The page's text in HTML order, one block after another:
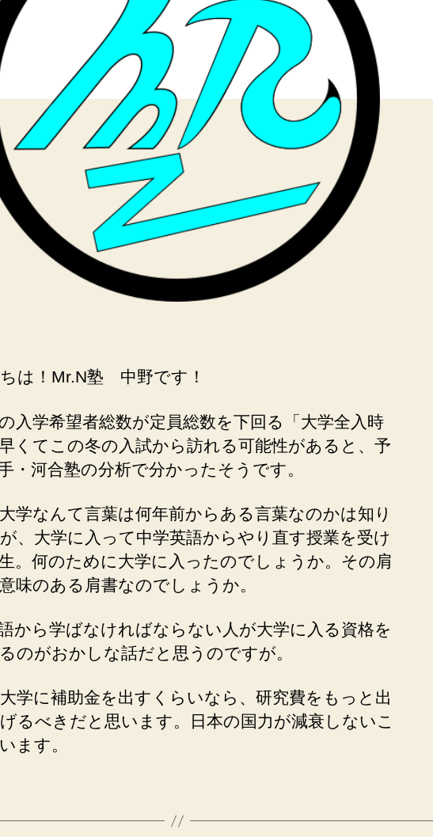
は！Mr.N塾 中野です！
入学希望者総数が定員総数を下回る「大学全入時
くてこの冬の入試から訪れる可能性があると、予
・河合塾の分析で分かったそうです。
学なんて言葉は何年前からある言葉なのかは知り
、大学に入って中学英語からやり直す授業を受け
。何のために大学に入ったのでしょうか。その肩
味のある肩書なのでしょうか。
から学ばなければならない人が大学に入る資格を
のがおかしな話だと思うのですが。
学に補助金を出すくらいなら、研究費をもっと出
るべきだと思います。日本の国力が減衰しないこ
ます。